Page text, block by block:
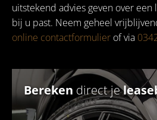
uitstekend advies geven over
bij u past. Neem geheel
online contactformulier of via
Bereken direct je